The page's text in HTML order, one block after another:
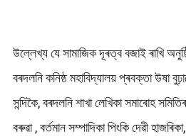
উল্লেখ্য যে সামাজিক দূৰত্ব বজাই ৰাখি
বৰদলনি কনিষ্ঠ মহাবিদ্যালয় প্ৰবক্তা উষা
সন্দিকৈ, বৰদলনি শাখা লেখিকা সমাৰোহ
বৰুৱা , বৰ্তমান সম্পাদিকা পিংকি দেৱী